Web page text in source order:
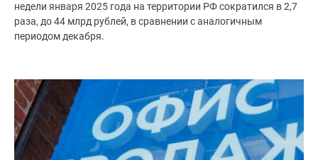
недели января 2025 года на территории РФ сократился в 2,7
раза, до 44 млрд рублей, в сравнении с аналогичным
периодом декабря.